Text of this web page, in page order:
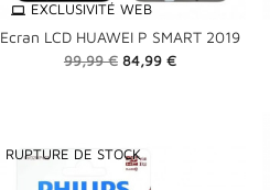
Ecran LCD HUAWEI P SMART 2019
Prix
99,99 € Prix
84,99 €
EXCLUSIVITÉ WEB
shopping_cart 
RUPTURE DE STOCK